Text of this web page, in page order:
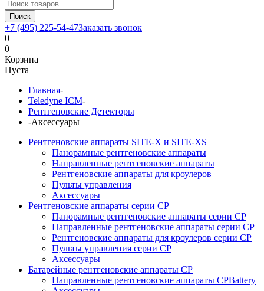
Поиск
+7 (495) 225-54-47Заказать звонок
0
0
Корзина
Пуста
Главная-
Teledyne ICM-
Рентгеновские Детекторы
-Аксессуары
Рентгеновские аппараты SITE-X и SITE-XS
Панорамные рентгеновские аппараты
Направленные рентгеновские аппараты
Рентгеновские аппараты для кроулеров
Пульты управления
Аксессуары
Рентгеновские аппараты серии CP
Панорамные рентгеновские аппараты серии СР
Направленные рентгеновские аппараты серии CP
Рентгеновские аппараты для кроулеров серии CP
Пульты управления серии СP
Аксессуары
Батарейные рентгеновские аппараты CP
Направленные рентгеновские аппараты CPBattery